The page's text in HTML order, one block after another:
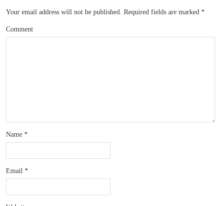
Your email address will not be published. Required fields are marked *
Comment
Name *
Email *